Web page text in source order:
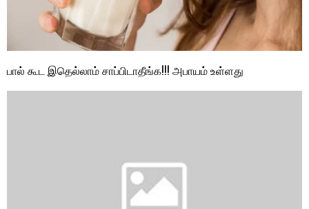
பால் கூட இதெல்லாம் சாப்பிடாதீங்க!!! அபாயம் உள்ளது